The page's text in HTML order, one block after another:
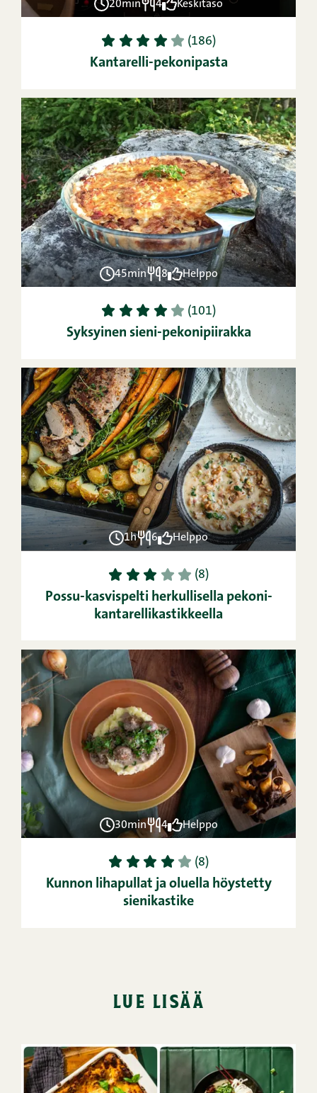
20min 4 Keskitaso
1 2 3 4 5 (186)
Kantarelli-pekonipasta
45min 8 Helppo
1 2 3 4 5 (101)
Syksyinen sieni-pekonipiirakka
1h 6 Helppo
1 2 3 4 5 (8)
Possu-kasvispelti herkullisella pekoni-
kantarellikastikkeella
30min 4 Helppo
1 2 3 4 5 (8)
Kunnon lihapullat ja oluella höystetty
sienikastike
lue lisää